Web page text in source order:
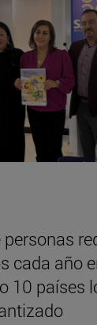
cada año
10 países